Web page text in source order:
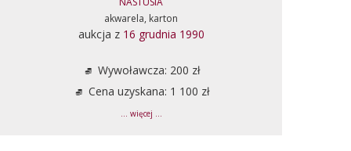
akwarela, karton
aukcja z 16 grudnia 1990
Wywoławcza: 200 zł
Cena uzyskana: 1 100 zł
... więcej ...